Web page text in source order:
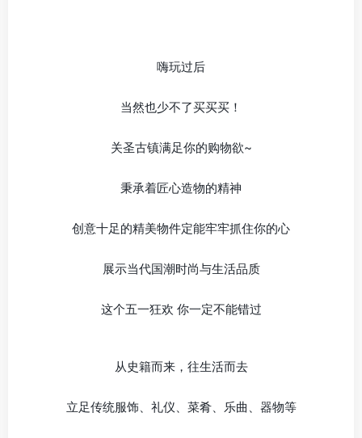
嗨玩过后
当然也少不了买买买！
关圣古镇满足你的购物欲~
秉承着匠心造物的精神
创意十足的精美物件定能牢牢抓住你的心
展示当代国潮时尚与生活品质
这个五一狂欢 你一定不能错过
从史籍而来，往生活而去
立足传统服饰、礼仪、菜肴、乐曲、器物等